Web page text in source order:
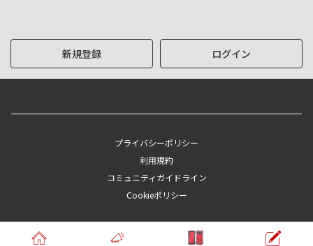
新規登録 ログイン
プライバシーポリシー
利用規約
コミュニティガイドライン
Cookieポリシー
Copyright © KYOCERA Corporation